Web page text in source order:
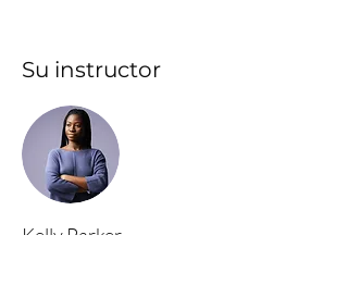
Su instructor
Kelly Parker